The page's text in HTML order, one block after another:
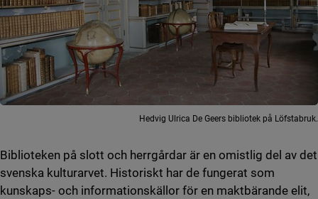
Hedvig Ulrica De Geers bibliotek på Löfstabruk.
Biblioteken på slott och herrgårdar är en omistlig del av det
svenska kulturarvet. Historiskt har de fungerat som
kunskaps- och informationskällor för en maktbärande elit,